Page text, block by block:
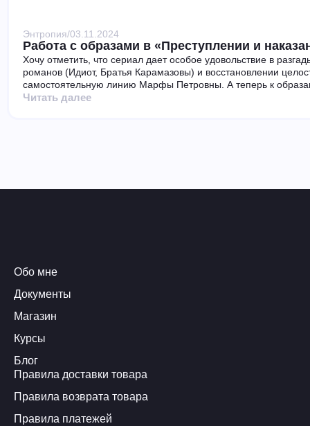
Энтропия/03.11.2024
Работа с образами в «Преступлении и
Хочу отметить, что сериал дает особое удовольствие в
романов (Идиот, Братья Карамазовы) и восстановлении
самостоятельную линию Марфы Петровны. А теперь к
Читать далее
Обо мне
Документы
Магазин
Курсы
Блог
Правила доставки товара
Правила возврата товара
Правила платежей